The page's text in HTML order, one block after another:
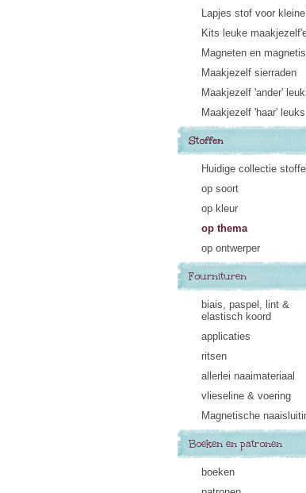
Lapjes stof voor
Kits leuke
Magneten en
Maakjezelf sierraden
Maakjezelf 'ander'
Maakjezelf 'haar' leuks
Stoffen
Huidige collectie
op soort
op kleur
op thema
op ontwerper
Fournituren
biais, paspel, lint &
elastisch koord
applicaties
ritsen
allerlei naaimateriaal
vlieseline & voering
Magnetische
Boeken en patronen
boeken